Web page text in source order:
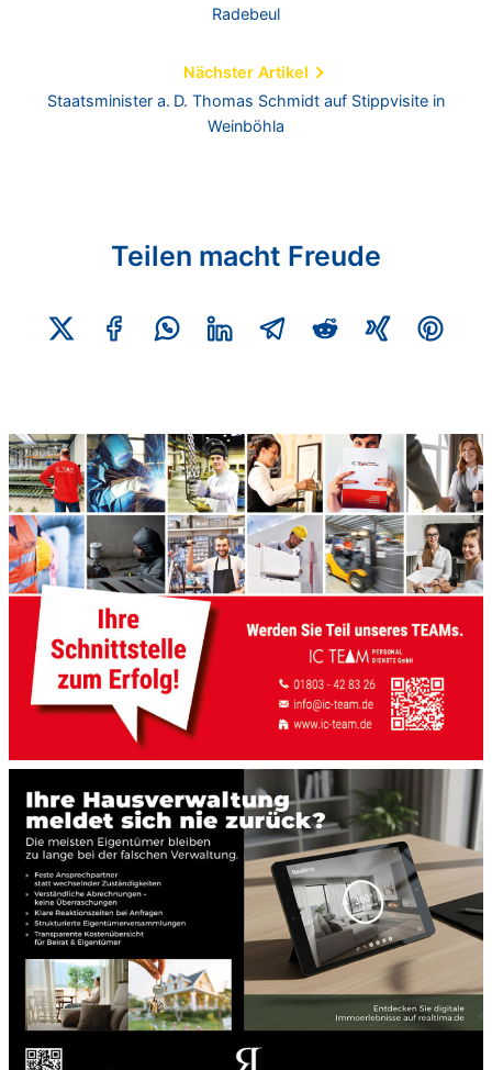
Radebeul
Nächster Artikel
Staatsminister a. D. Thomas Schmidt auf Stippvisite in
Weinböhla
Teilen macht Freude